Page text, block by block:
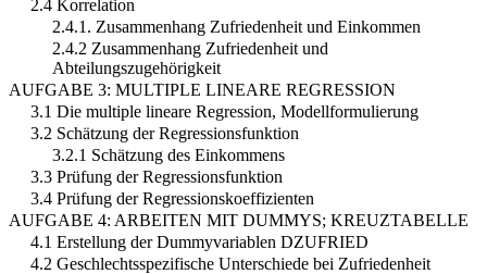
2.4 Korrelation
2.4.1. Zusammenhang Zufriedenheit und Einkommen
2.4.2 Zusammenhang Zufriedenheit und
Abteilungszugehörigkeit
AUFGABE 3: MULTIPLE LINEARE REGRESSION
3.1 Die multiple lineare Regression, Modellformulierung
3.2 Schätzung der Regressionsfunktion
3.2.1 Schätzung des Einkommens
3.3 Prüfung der Regressionsfunktion
3.4 Prüfung der Regressionskoeffizienten
AUFGABE 4: ARBEITEN MIT DUMMYS; KREUZTABELLE
4.1 Erstellung der Dummyvariablen DZUFRIED
4.2 Geschlechtsspezifische Unterschiede bei Zufriedenheit